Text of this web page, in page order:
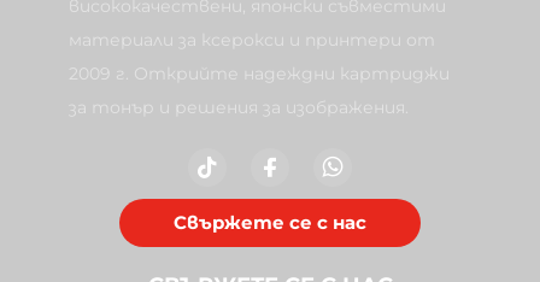
висококачествени, японски съвместими
материали за ксерокси и принтери от
2009 г. Открийте надеждни картриджи
за тонър и решения за изображения.
Свържете се с нас